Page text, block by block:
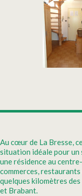
Au cœur de La Bresse,
situation idéale pour un
une résidence au
commerces,
quelques kilomètres
et Brabant.